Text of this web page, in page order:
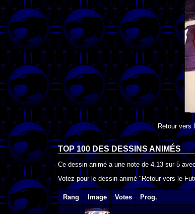
Retour vers
TOP 100 DESDESSINS ANIMÉS
Ce dessin animé a une note de 4.13 sur5
Votez pour le dessin animé "Retour vers le
Rang Image Votes Prog.